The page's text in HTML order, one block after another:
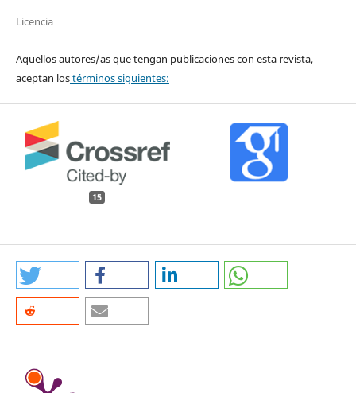
Licencia
Aquellos autores/as que tengan publicaciones con esta revista,
aceptan lostérminos siguientes:
15